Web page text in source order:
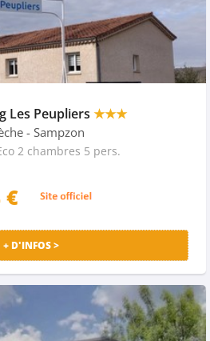
Les Peupliers ★★★
- Sampzon
2 chambres 5 pers.
€
+ D'INFOS >